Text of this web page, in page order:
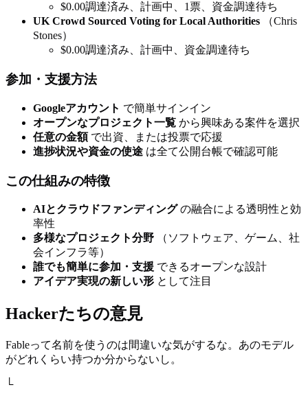
$0.00調達済み、計画中、1票、資金調達待ち
UK Crowd Sourced Voting for Local Authorities （Chris
Stones）
$0.00調達済み、計画中、資金調達待ち
参加・支援方法
Googleアカウント で簡単サインイン
オープンなプロジェクト一覧 から興味ある案件を選択
任意の金額で出資、または投票で応援
進捗状況や資金の使途 は全て公開台帳で確認可能
この仕組みの特徴
AIとクラウドファンディングの融合による透明性と効
率性
多様なプロジェクト分野 （ソフトウェア、ゲーム、社
会インフラ等）
誰でも簡単に参加・支援 できるオープンな設計
アイデア実現の新しい形 として注目
Hackerたちの意見
Fableって名前を使うのは間違いな気がするな。あのモデル
がどれくらい持つか分からないし。
└